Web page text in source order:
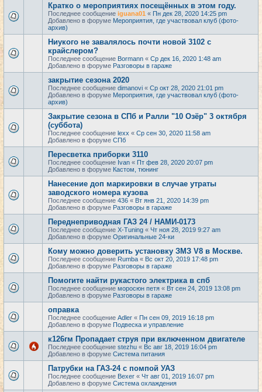
Кратко о мероприятиях посещённых в этом году.
Последнее сообщение iguana01 « Пн дек 28, 2020 14:25 pm
Добавлено в форуме Мероприятия, где участвовал клуб (фото-
архив)
Ниукого не завалялось почти новой 3102 с
крайслером?
Последнее сообщение Bormann « Ср дек 16, 2020 1:48 am
Добавлено в форуме Разговоры в гараже
закрытие сезона 2020
Последнее сообщение dimanovi « Ср окт 28, 2020 21:01 pm
Добавлено в форуме Мероприятия, где участвовал клуб (фото-
архив)
Закрытие сезона в СПб и Ралли "10 Озёр" 3 октября
(суббота)
Последнее сообщение lexx « Ср сен 30, 2020 11:58 am
Добавлено в форуме СПб
Пересветка приборки 3110
Последнее сообщение Ivan « Пт фев 28, 2020 20:07 pm
Добавлено в форуме Кастом, тюнинг
Нанесение доп маркировки в случае утраты
заводского номера кузова
Последнее сообщение 436 « Вт янв 21, 2020 14:39 pm
Добавлено в форуме Разговоры в гараже
Переднеприводная ГАЗ 24 / НАМИ-0173
Последнее сообщение X-Tuning « Чт ноя 28, 2019 9:27 am
Добавлено в форуме Оригинальные 24-ки
Кому можно доверить установку ЗМЗ V8 в Москве.
Последнее сообщение Rumba « Вс окт 20, 2019 17:48 pm
Добавлено в форуме Разговоры в гараже
Помогите найти рукастого электрика в спб
Последнее сообщение моросюн петя « Вт сен 24, 2019 13:08 pm
Добавлено в форуме Разговоры в гараже
оправка
Последнее сообщение Adler « Пн сен 09, 2019 16:18 pm
Добавлено в форуме Подвеска и управление
к126гм Пропадает струя при включенном двигателе
Последнее сообщение stezhu « Вс авг 18, 2019 16:04 pm
Добавлено в форуме Система питания
Патрубки на ГАЗ-24 с помпой УАЗ
Последнее сообщение Bexer « Чт авг 01, 2019 16:07 pm
Добавлено в форуме Система охлаждения